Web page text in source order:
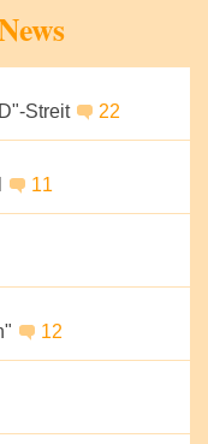
Streit
22
11
12